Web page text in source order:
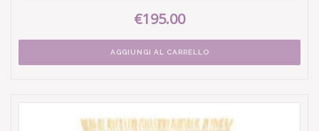
€195.00
AGGIUNGI AL CARRELLO